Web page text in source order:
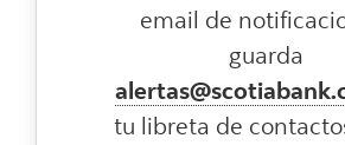
email de
guarda
tu libreta de